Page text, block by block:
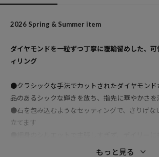
2026 Spring & Summer item
ダイヤモンドを一粒ずつ丁寧に覆輪留めした、
ィリング
●クラシックな手法でカットされたダイヤモンド
品のあるシックな輝きを放ち、指先に華やかさを
●石を包み込むようなセッティングで、さりげな
立てます
もっと見る